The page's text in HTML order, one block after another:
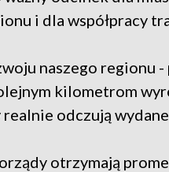
i dla współpracy
naszego regionu
kilometrom
odczują
otrzymają